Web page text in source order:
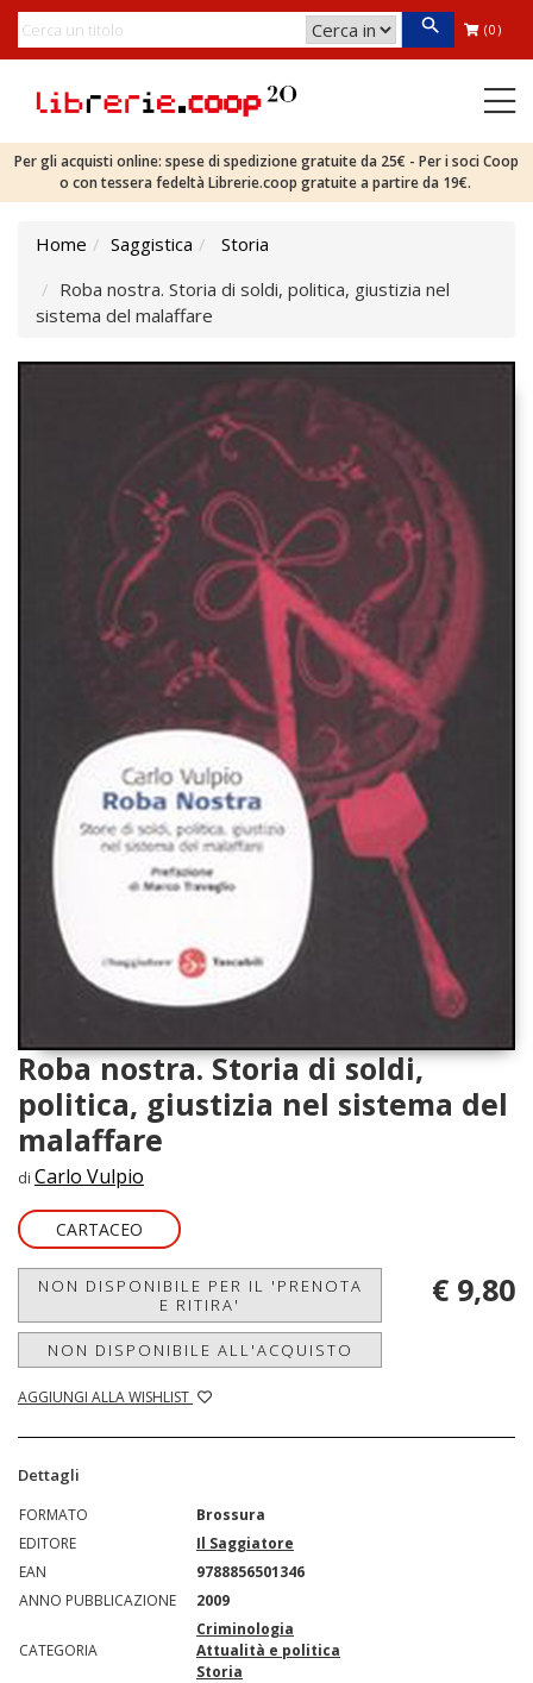
(0)
Per gli acquisti online: spese di spedizione gratuite da 25€ - Per i soci Coop
o con tessera fedeltà Librerie.coop gratuite a partire da 19€.
Home Saggistica
Storia
Roba nostra. Storia di soldi, politica, giustizia nel
sistema del malaffare
Roba nostra. Storia di soldi,
politica, giustizia nel sistema del
malaffare
di Carlo Vulpio
CARTACEO
NON DISPONIBILE PER IL 'PRENOTA
E RITIRA'
NON DISPONIBILE ALL'ACQUISTO
AGGIUNGI ALLA WISHLIST
€ 9,80
Dettagli
FORMATO
Brossura
EDITORE
Il Saggiatore
EAN
9788856501346
ANNO PUBBLICAZIONE
2009
CATEGORIA
Criminologia
Attualità e politica
Storia